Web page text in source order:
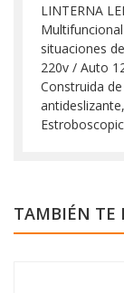
LINTERNA
situaciones
220v / Auto
Construida
TAMBIÉN TE